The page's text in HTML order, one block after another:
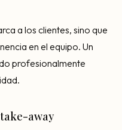
a los clientes, sino que
en el equipo. Un
profesionalmente
away